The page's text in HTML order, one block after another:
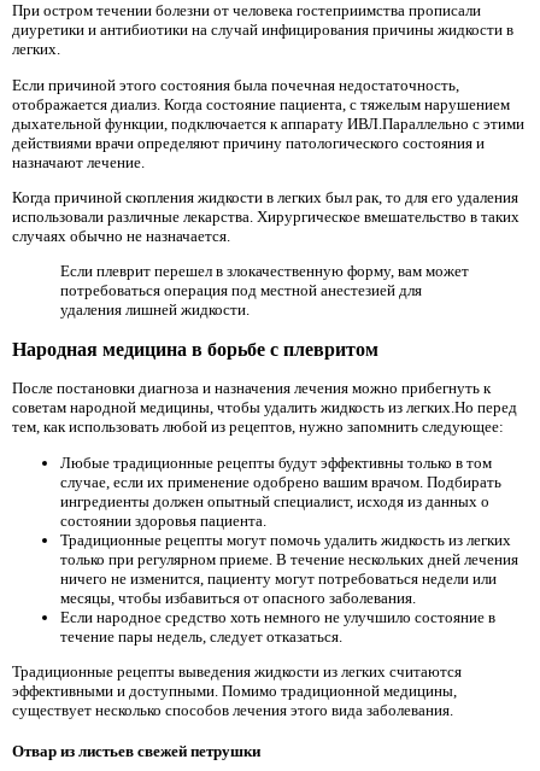
При остром течении болезни от человека гостеприимства прописали
диуретики и антибиотики на случай инфицирования причины жидкости в
легких.
Если причиной этого состояния была почечная недостаточность,
отображается диализ. Когда состояние пациента, с тяжелым нарушением
дыхательной функции, подключается к аппарату ИВЛ.Параллельно с этими
действиями врачи определяют причину патологического состояния и
назначают лечение.
Когда причиной скопления жидкости в легких был рак, то для его удаления
использовали различные лекарства. Хирургическое вмешательство в таких
случаях обычно не назначается.
Если плеврит перешел в злокачественную форму, вам может
потребоваться операция под местной анестезией для
удаления лишней жидкости.
Народная медицина в борьбе с плевритом
После постановки диагноза и назначения лечения можно прибегнуть к
советам народной медицины, чтобы удалить жидкость из легких.Но перед
тем, как использовать любой из рецептов, нужно запомнить следующее:
Любые традиционные рецепты будут эффективны только в том
случае, если их применение одобрено вашим врачом. Подбирать
ингредиенты должен опытный специалист, исходя из данных о
состоянии здоровья пациента.
Традиционные рецепты могут помочь удалить жидкость из легких
только при регулярном приеме. В течение нескольких дней лечения
ничего не изменится, пациенту могут потребоваться недели или
месяцы, чтобы избавиться от опасного заболевания.
Если народное средство хоть немного не улучшило состояние в
течение пары недель, следует отказаться.
Традиционные рецепты выведения жидкости из легких считаются
эффективными и доступными. Помимо традиционной медицины,
существует несколько способов лечения этого вида заболевания.
Отвар из листьев свежей петрушки